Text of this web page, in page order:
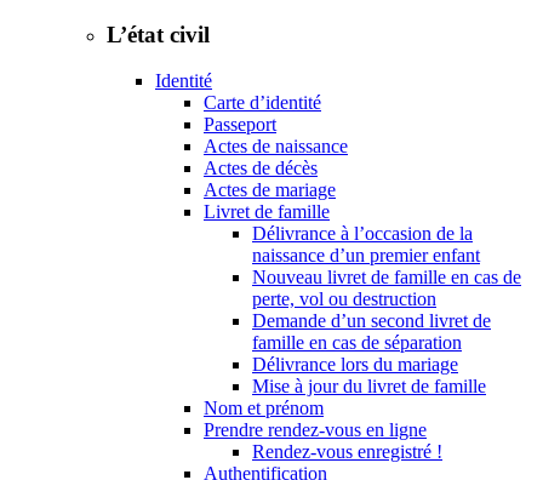
L’état civil
Identité
Carte d’identité
Passeport
Actes de naissance
Actes de décès
Actes de mariage
Livret de famille
Délivrance à l’occasion de la
naissance d’un premier enfant
Nouveau livret de famille en cas de
perte, vol ou destruction
Demande d’un second livret de
famille en cas de séparation
Délivrance lors du mariage
Mise à jour du livret de famille
Nom et prénom
Prendre rendez-vous en ligne
Rendez-vous enregistré !
Authentification